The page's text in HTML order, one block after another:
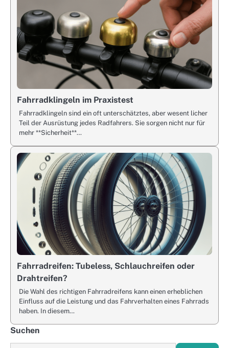
Fahrradklingeln im Praxistest
Fahrradklingeln sind ein oft unterschätztes, aber wesent licher
Teil der Ausrüstung jedes Radfahrers. Sie sorgen nicht nur für
mehr **Sicherheit**…
Fahrradreifen: Tubeless, Schlauchreifen oder
Drahtreifen?
Die Wahl des richtigen Fahrradreifens kann einen erheblichen
Einfluss auf die Leistung und das Fahrverhalten eines Fahrrads
haben. In diesem…
Suchen